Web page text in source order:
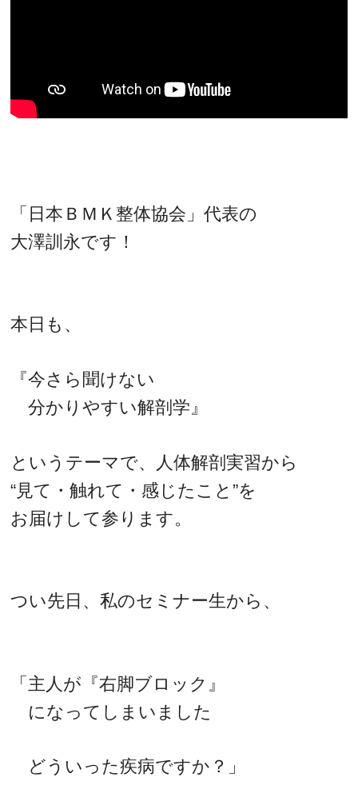
「日本ＢＭＫ整体協会」代表の
大澤訓永です！
本日も、
『今さら聞けない
分かりやすい解剖学』
というテーマで、人体解剖実習から
“見て・触れて・感じたこと”を
お届けして参ります。
つい先日、私のセミナー生から、
「主人が『右脚ブロック』
になってしまいました
どういった疾病ですか？」